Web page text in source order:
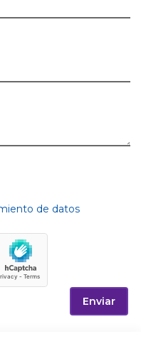
de datos
Enviar